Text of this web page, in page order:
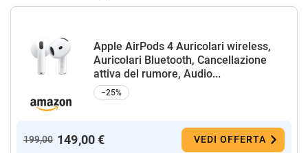
Apple AirPods 4 Auricolari wireless,
Auricolari Bluetooth, Cancellazione
attiva del rumore, Audio...
−25%
199,00 149,00 € VEDI OFFERTA